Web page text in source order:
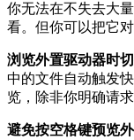
你无法在不失去大
看。但你可以把它
浏览外置驱动器时
中的文件自动触发
览，除非你明确请求
避免按空格键预览